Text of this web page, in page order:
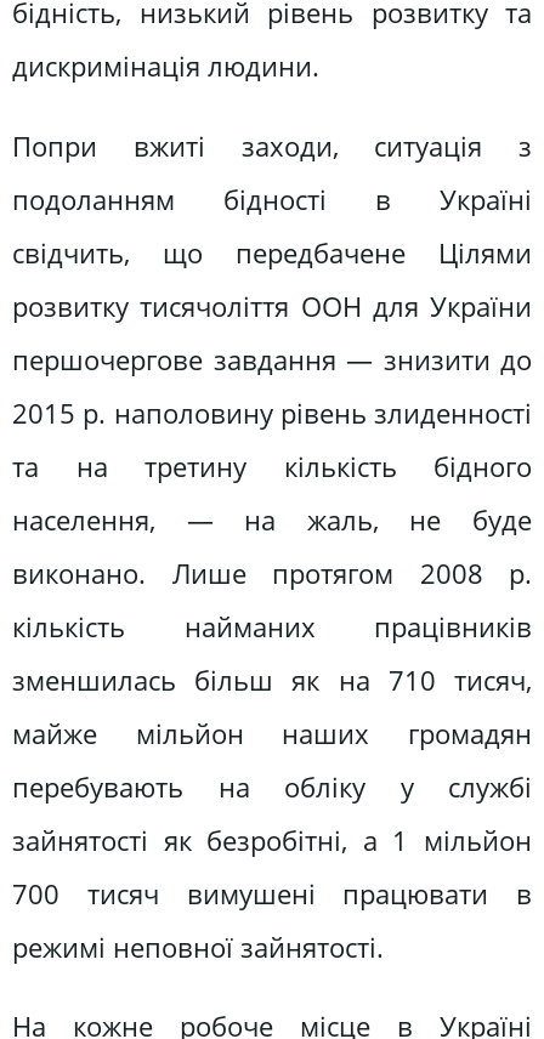
бідність, низький рівень розвитку та
дискримінація людини.
Попри вжиті заходи, ситуація з
подоланням бідності в Україні
свідчить, що передбачене Цілями
розвитку тисячоліття ООН для України
першочергове завдання — знизити до
2015 р. наполовину рівень злиденності
та на третину кількість бідного
населення, — на жаль, не буде
виконано. Лише протягом 2008 р.
кількість найманих працівників
зменшилась більш як на 710 тисяч,
майже мільйон наших громадян
перебувають на обліку у службі
зайнятості як безробітні, а 1 мільйон
700 тисяч вимушені працювати в
режимі неповної зайнятості.
На кожне робоче місце в Україні